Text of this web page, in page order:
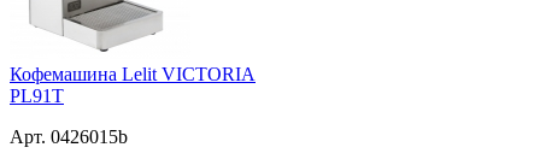
Кофемашина Lelit VICTORIA
PL91T
Арт. 0426015b